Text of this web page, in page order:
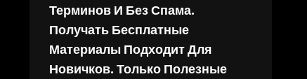
Терминов И Без Спама.
Получать Бесплатные
Материалы Подходит Для
Новичков. Только Полезные